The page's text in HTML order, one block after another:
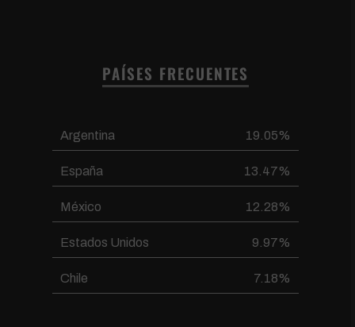
PAÍSES FRECUENTES
Argentina 19.05%
España 13.47%
México 12.28%
Estados Unidos 9.97%
Chile 7.18%